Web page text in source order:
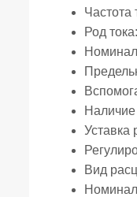
Частота
Род тока:
Уставка
Вид